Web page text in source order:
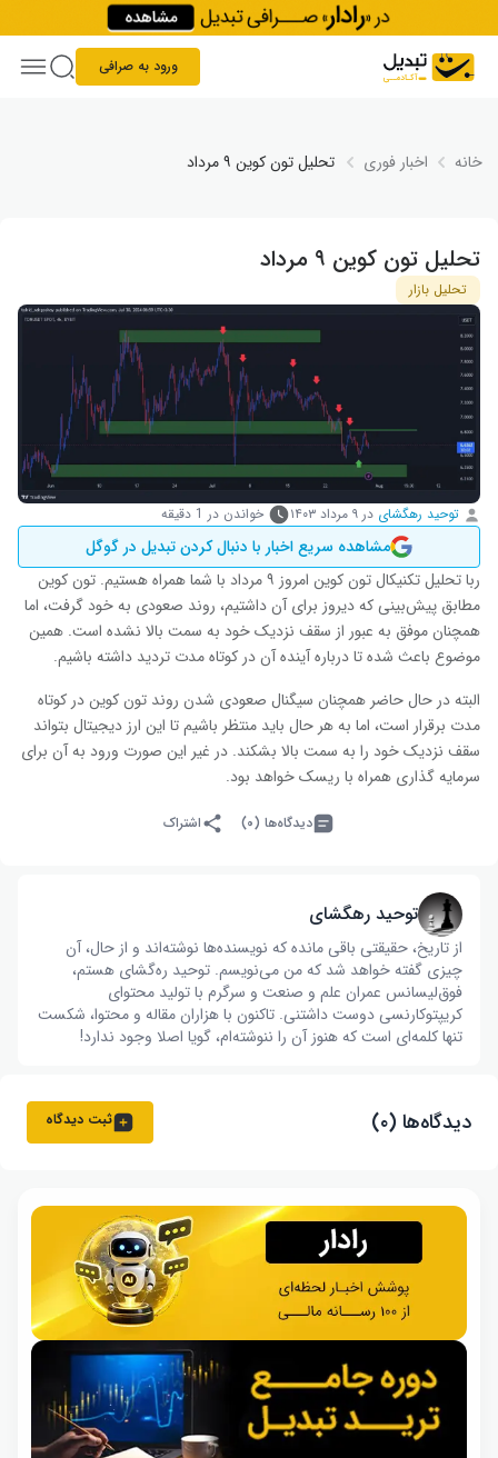
Skip to content
ورود به صرافی
خانه اخبار فوری تحلیل تون کوین ۹ مرداد
تحلیل تون کوین ۹ مرداد
تحلیل بازار
توحید رهگشای در ۹ مرداد ۱۴۰۳ خواندن در 1 دقیقه
مشاهده سریع اخبار با دنبال کردن تبدیل در گوگل
ربا تحلیل تکنیکال تون کوین امروز ۹ مرداد با شما همراه هستیم. تون کوین
مطابق پیش‌بینی که دیروز برای آن داشتیم، روند صعودی به خود گرفت، اما
همچنان موفق به عبور از سقف نزدیک خود به سمت بالا نشده است. همین
موضوع باعث شده تا درباره آینده آن در کوتاه مدت تردید داشته باشیم.
البته در حال حاضر همچنان سیگنال صعودی شدن روند تون کوین در کوتاه
مدت برقرار است، اما به هر حال باید منتظر باشیم تا این ارز دیجیتال بتواند
سقف نزدیک خود را به سمت بالا بشکند. در غیر این صورت ورود به آن برای
سرمایه گذاری همراه با ریسک خواهد بود.
دیدگاه‌ها (۰) اشتراک
توحید رهگشای
از تاریخ، حقیقتی باقی مانده که نویسنده‌ها نوشته‌اند و از حال، آن
چیزی گفته خواهد شد که من می‌نویسم. توحید ره‌گشای هستم،
فوق‌لیسانس عمران علم و صنعت و سرگرم با تولید محتوای
کریپتوکارنسی دوست داشتنی. تاکنون با هزاران مقاله و محتوا، شکست
تنها کلمه‌ای است که هنوز آن را ننوشته‌ام، گویا اصلا وجود ندارد!
دیدگاه‌ها (۰) ثبت دیدگاه